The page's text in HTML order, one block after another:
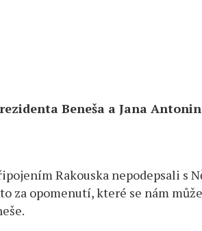
Beneša a Jana
Rakouska nepodepsali s
za opomenutí, které se nám